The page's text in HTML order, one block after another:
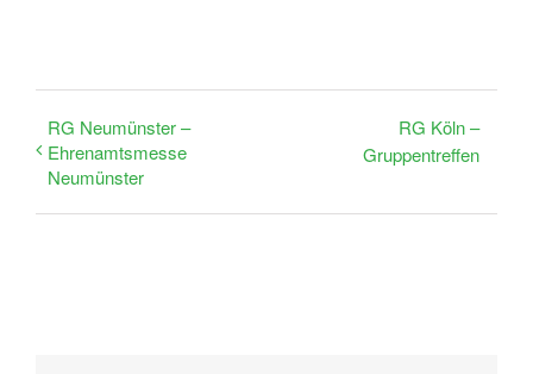
RG Neumünster –
Ehrenamtsmesse
Neumünster
RG Köln –
Gruppentreffen